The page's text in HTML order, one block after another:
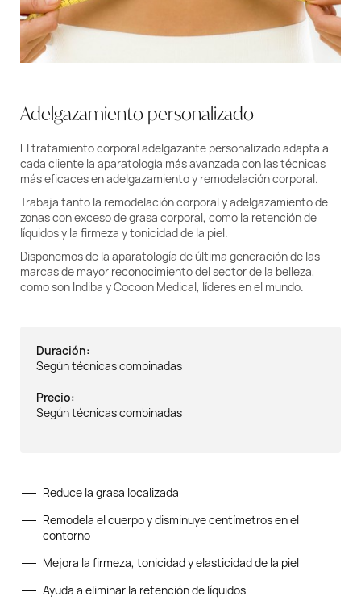
Adelgazamiento personalizado
El tratamiento corporal adelgazante personalizado adapta a
cada cliente la aparatología más avanzada con las técnicas
más eficaces en adelgazamiento y remodelación corporal.
Trabaja tanto la remodelación corporal y adelgazamiento de
zonas con exceso de grasa corporal, como la retención de
líquidos y la firmeza y tonicidad de la piel.
Disponemos de la aparatología de última generación de las
marcas de mayor reconocimiento del sector de la belleza,
como son Indiba y Cocoon Medical, líderes en el mundo.
Precio:
Según técnicas combinadas
Duración:
Según técnicas combinadas
Reduce la grasa localizada
Remodela el cuerpo y disminuye centímetros en el
contorno
Mejora la firmeza, tonicidad y elasticidad de la piel
Ayuda a eliminar la retención de líquidos